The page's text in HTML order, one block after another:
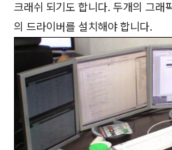
크래쉬 되기도 합니다. 두개의 그래
의 드라이버를 설치해야 합니다.